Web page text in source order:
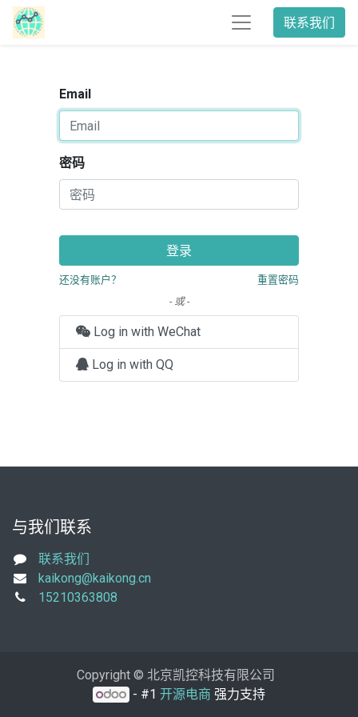
联系我们
Email
密码
登录
还没有账户？
重置密码
- 或 -
Log in with WeChat
Log in with QQ
与我们联系
联系我们
kaikong@kaikong.cn
15210363808
Copyright © 北京凯控科技有限公司
- #1开源电商 强力支持